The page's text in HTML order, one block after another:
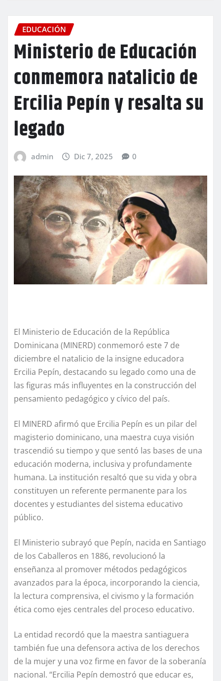
EDUCACIÓN
Ministerio de Educación
conmemora natalicio de
Ercilia Pepín y resalta su
legado
admin Dic 7, 2025 0
El Ministerio de Educación de la República
Dominicana (MINERD) conmemoró este 7 de
diciembre el natalicio de la insigne educadora
Ercilia Pepín, destacando su legado como una de
las figuras más influyentes en la construcción del
pensamiento pedagógico y cívico del país.
El MINERD afirmó que Ercilia Pepín es un pilar del
magisterio dominicano, una maestra cuya visión
trascendió su tiempo y que sentó las bases de una
educación moderna, inclusiva y profundamente
humana. La institución resaltó que su vida y obra
constituyen un referente permanente para los
docentes y estudiantes del sistema educativo
público.
El Ministerio subrayó que Pepín, nacida en Santiago
de los Caballeros en 1886, revolucionó la
enseñanza al promover métodos pedagógicos
avanzados para la época, incorporando la ciencia,
la lectura comprensiva, el civismo y la formación
ética como ejes centrales del proceso educativo.
La entidad recordó que la maestra santiaguera
también fue una defensora activa de los derechos
de la mujer y una voz firme en favor de la soberanía
nacional. “Ercilia Pepín demostró que educar es,